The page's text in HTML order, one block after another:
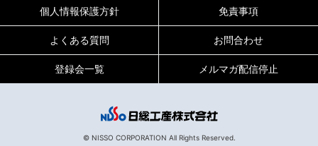
0120-717-450
平日9:00～19:00（土日祝は18:00まで）
個人情報保護方針 免責事項
よくある質問 お問合わせ
登録会一覧 メルマガ配信停止
© NISSO CORPORATION All Rights Reserved.